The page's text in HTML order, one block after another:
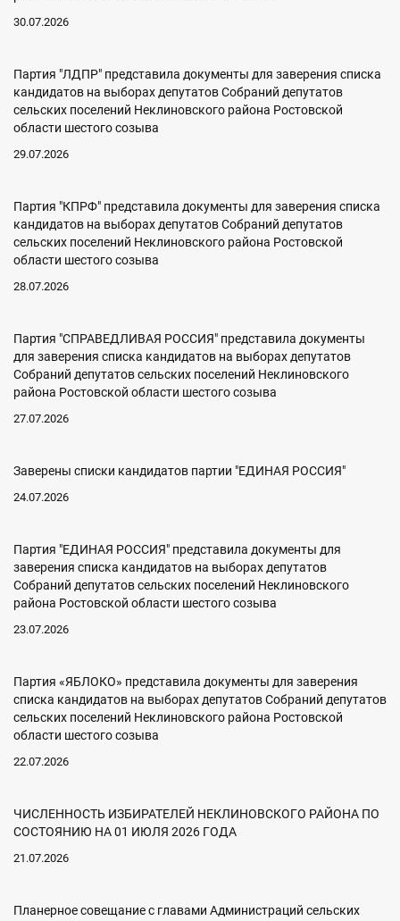
30.07.2026
Партия "ЛДПР" представила документы для заверения списка
кандидатов на выборах депутатов Собраний депутатов
сельских поселений Неклиновского района Ростовской
области шестого созыва
29.07.2026
Партия "КПРФ" представила документы для заверения списка
кандидатов на выборах депутатов Собраний депутатов
сельских поселений Неклиновского района Ростовской
области шестого созыва
28.07.2026
Партия "СПРАВЕДЛИВАЯ РОССИЯ" представила документы
для заверения списка кандидатов на выборах депутатов
Собраний депутатов сельских поселений Неклиновского
района Ростовской области шестого созыва
27.07.2026
Заверены списки кандидатов партии "ЕДИНАЯ РОССИЯ"
24.07.2026
Партия "ЕДИНАЯ РОССИЯ" представила документы для
заверения списка кандидатов на выборах депутатов
Собраний депутатов сельских поселений Неклиновского
района Ростовской области шестого созыва
23.07.2026
Партия «ЯБЛОКО» представила документы для заверения
списка кандидатов на выборах депутатов Собраний депутатов
сельских поселений Неклиновского района Ростовской
области шестого созыва
22.07.2026
ЧИСЛЕННОСТЬ ИЗБИРАТЕЛЕЙ НЕКЛИНОВСКОГО РАЙОНА ПО
СОСТОЯНИЮ НА 01 ИЮЛЯ 2026 ГОДА
21.07.2026
Планерное совещание с главами Администраций сельских